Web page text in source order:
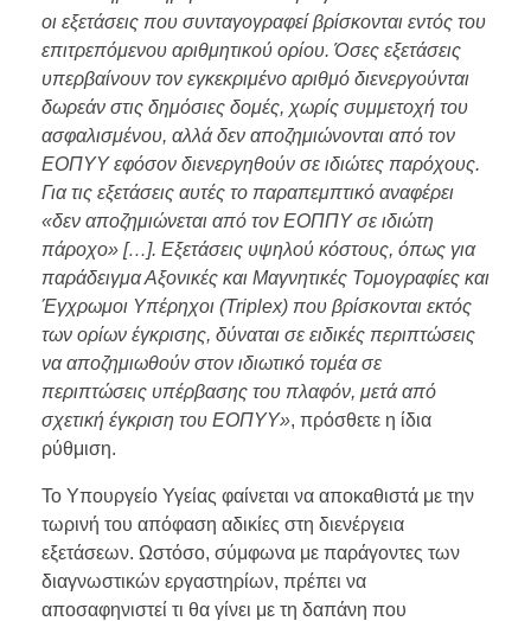
οι εξετάσεις που συνταγογραφεί βρίσκονται εντός του
επιτρεπόμενου αριθμητικού ορίου. Όσες εξετάσεις
υπερβαίνουν τον εγκεκριμένο αριθμό διενεργούνται
δωρεάν στις δημόσιες δομές, χωρίς συμμετοχή του
ασφαλισμένου, αλλά δεν αποζημιώνονται από τον
ΕΟΠΥΥ εφόσον διενεργηθούν σε ιδιώτες παρόχους.
Για τις εξετάσεις αυτές το παραπεμπτικό αναφέρει
«δεν αποζημιώνεται από τον ΕΟΠΠΥ σε ιδιώτη
πάροχο» […]. Εξετάσεις υψηλού κόστους, όπως για
παράδειγμα Αξονικές και Μαγνητικές Τομογραφίες και
Έγχρωμοι Υπέρηχοι (Triplex) που βρίσκονται εκτός
των ορίων έγκρισης, δύναται σε ειδικές περιπτώσεις
να αποζημιωθούν στον ιδιωτικό τομέα σε
περιπτώσεις υπέρβασης του πλαφόν, μετά από
σχετική έγκριση του ΕΟΠΥΥ», πρόσθετε η ίδια
ρύθμιση.
Το Υπουργείο Υγείας φαίνεται να αποκαθιστά με την
τωρινή του απόφαση αδικίες στη διενέργεια
εξετάσεων. Ωστόσο, σύμφωνα με παράγοντες των
διαγνωστικών εργαστηρίων, πρέπει να
αποσαφηνιστεί τι θα γίνει με τη δαπάνη που